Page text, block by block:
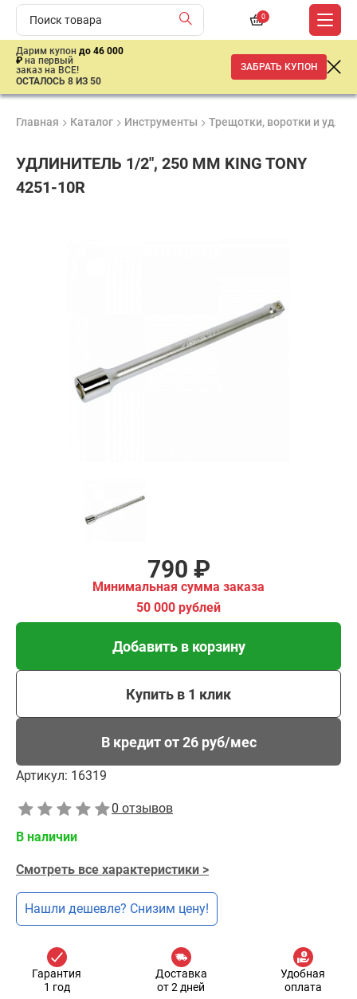
0
Дарим купон до 46 000
₽ на первый
заказ на ВСЕ!
ОСТАЛОСЬ 8 ИЗ 50
ЗАБРАТЬ КУПОН
Главная Каталог Инструменты Трещотки, воротки и
УДЛИНИТЕЛЬ 1/2", 250 ММ KING TONY
4251-10R
790 ₽
Минимальная сумма заказа
50 000 рублей
Добавить в корзину
Купить в 1 клик
В кредит от 26 руб/мес
Артикул: 16319
0 отзывов
В наличии
Смотреть все характеристики >
Нашли дешевле? Снизим цену!
Гарантия
1 год
Доставка
от 2 дней
Удобная
оплата
Добавить в корзину
В кредит от 26 руб/мес